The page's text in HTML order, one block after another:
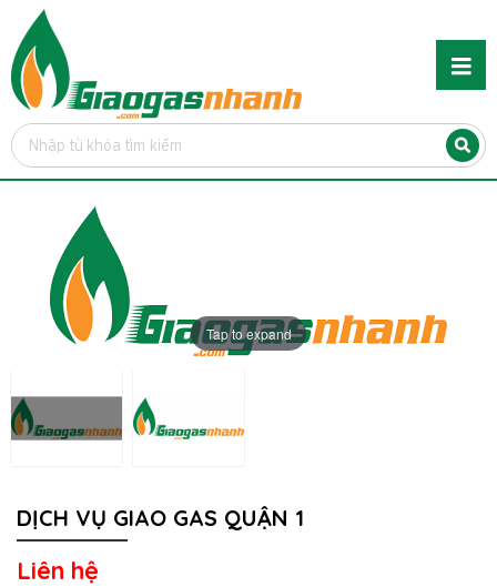
Tap to expand
DỊCH VỤ GIAO GAS QUẬN 1
Liên hệ